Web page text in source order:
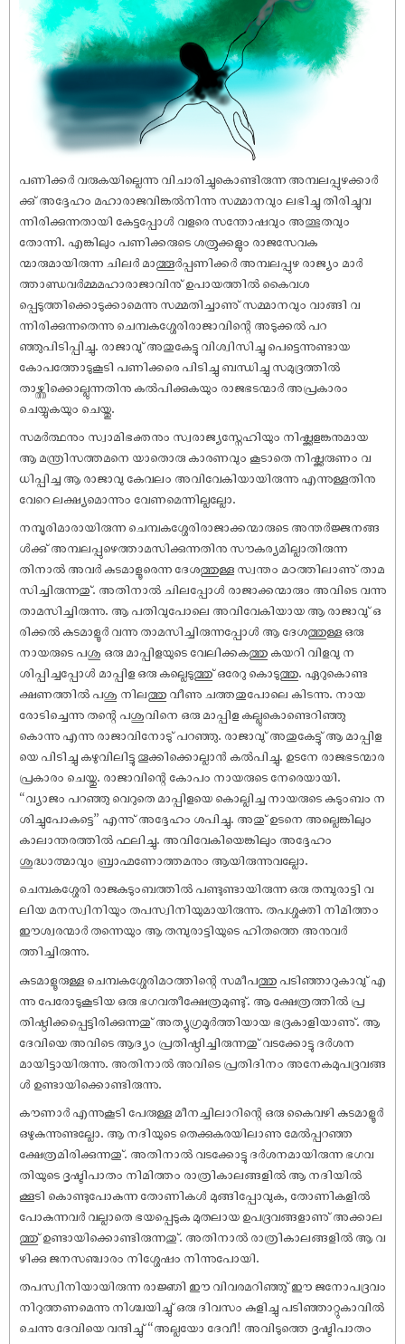
‌‌‌പണിക്കർ വരുകയില്ലെന്നു വിചാരിച്ചുകൊണ്ടിരുന്ന അമ്പലപ്പുഴക്കാർ
ക്കു് അദ്ദേഹം മഹാരാജവിങ്കൽനിന്നു സമ്മാനവും ലഭിച്ചു തിരിച്ചുവ
ന്നിരിക്കുന്നതായി കേട്ടപ്പോൾ വളരെ സന്തോഷവും അത്ഭുതവും
തോന്നി. എങ്കിലും പണിക്കരുടെ ശത്രുക്കളും രാജസേവക
ന്മാരുമായിരുന്ന ചിലർ മാത്തൂർപ്പണിക്കർ അമ്പലപ്പുഴ രാജ്യം മാർ
ത്താണ്ഡവർമ്മമഹാരാജാവിനു് ഉപായത്തിൽ കൈവശ
പ്പെടുത്തിക്കൊടുക്കാമെന്നു സമ്മതിച്ചാണു് സമ്മാനവും വാങ്ങി വ
ന്നിരിക്കുന്നതെന്നു ചെമ്പകശ്ശേരിരാജാവിന്റെ അടുക്കൽ പറ
ഞ്ഞുപിടിപ്പിച്ചു. രാജാവു് അതുകേട്ടു വിശ്വിസിച്ചു പെട്ടെന്നുണ്ടായ
കോപത്തോടുകൂടി പണിക്കരെ പിടിച്ചു ബന്ധിച്ചു സമുദ്രത്തിൽ
താഴ്ത്തിക്കൊല്ലുന്നതിനു കൽപിക്കുകയും രാജഭടന്മാർ അപ്രകാരം
ചെയ്യുകയും ചെയ്തു.
‌‌‌സമർത്ഥനും സ്വാമിഭക്തനും സ്വരാജ്യസ്നേഹിയും നിഷ്ക്കളങ്കനുമായ
ആ മന്ത്രിസത്തമനെ യാതൊരു കാരണവും കൂടാതെ നിഷ്ക്കരുണം വ
ധിപ്പിച്ച ആ രാജാവു കേവലം അവിവേകിയായിരുന്നു എന്നുള്ളതിനു
വേറെ ലക്ഷ്യമൊന്നും വേണമെന്നില്ലല്ലോ.
‌‌‌നമ്പൂരിമാരായിരുന്ന ചെമ്പകശ്ശേരിരാജാക്കന്മാരുടെ അന്തർജ്ജനങ്ങ
ൾക്കു് അമ്പലപ്പുഴെത്താമസിക്കുന്നതിനു സൗകര്യമില്ലാതിരുന്ന
തിനാൽ അവർ കുടമാളൂരെന്ന ദേശത്തുള്ള സ്വന്തം മഠത്തിലാണു് താമ
സിച്ചിരുന്നതു്. അതിനാൽ ചിലപ്പോൾ രാജാക്കന്മാരും അവിടെ വന്നു
താമസിച്ചിരുന്നു. ആ പതിവുപോലെ അവിവേകിയായ ആ രാജാവു് ഒ
രിക്കൽ കുടമാളൂർ വന്നു താമസിച്ചിരുന്നപ്പോൾ ആ ദേശത്തുള്ള ഒരു
നായരുടെ പശു ഒരു മാപ്പിളയുടെ വേലിക്കകത്തു കയറി വിളവു ന
ശിപ്പിച്ചപ്പോൾ മാപ്പിള ഒരു കല്ലെടുത്തു് ഒരേറു കൊടുത്തു. ഏറുകൊണ്ട
ക്ഷണത്തിൽ പശു നിലത്തു വീണു ചത്തതുപോലെ കിടന്നു. നായ
രോടിച്ചെന്നു തന്റെ പശുവിനെ ഒരു മാപ്പിള കല്ലുകൊണ്ടെറിഞ്ഞു
കൊന്നു എന്നു രാജാവിനോടു് പറഞ്ഞു. രാജാവു് അതുകേട്ടു് ആ മാപ്പിള
യെ പിടിച്ചു കഴുവിലിട്ടു തൂക്കിക്കൊല്ലാൻ കൽപിച്ചു. ഉടനേ രാജഭടന്മാര
പ്രകാരം ചെയ്തു. രാജാവിന്റെ കോപം നായരുടെ നേരെയായി.
“വ്യാജം പറഞ്ഞു വെറുതെ മാപ്പിളയെ കൊല്ലിച്ച നായരുടെ കുടുംബം ന
ശിച്ചുപോകട്ടെ” എന്നു് അദ്ദേഹം ശപിച്ചു. അതു് ഉടനെ അല്ലെങ്കിലും
കാലാന്തരത്തിൽ ഫലിച്ചു. അവിവേകിയെങ്കിലും അദ്ദേഹം
ശുദ്ധാത്മാവും ബ്രാഹ്മണോത്തമനും ആയിരുന്നുവല്ലോ.
‌‌‌ചെമ്പകശ്ശേരി രാജകുടുംബത്തിൽ പണ്ടുണ്ടായിരുന്ന ഒരു തമ്പുരാട്ടി വ
ലിയ മനസ്വിനിയും തപസ്വിനിയുമായിരുന്നു. തപശ്ശക്തി നിമിത്തം
ഈശ്വരന്മാർ തന്നെയും ആ തമ്പുരാട്ടിയുടെ ഹിതത്തെ അനുവർ
ത്തിച്ചിരുന്നു.
‌‌‌കുടമാളൂരുള്ള ചെമ്പകശ്ശേരിമഠത്തിന്റെ സമീപത്തു പടിഞ്ഞാറുകാവു് എ
ന്നു പേരോടുകൂടിയ ഒരു ഭഗവതീക്ഷേത്രമുണ്ടു്. ആ ക്ഷേത്രത്തിൽ പ്ര
തിഷ്ഠിക്കപ്പെട്ടിരിക്കുന്നതു് അത്യുഗ്രമൂർത്തിയായ ഭദ്രകാളിയാണു്. ആ
ദേവിയെ അവിടെ ആദ്യം പ്രതിഷ്ഠിച്ചിരുന്നതു് വടക്കോട്ടു ദർശന
മായിട്ടായിരുന്നു. അതിനാൽ അവിടെ പ്രതിദിനം അനേകമുപദ്രവങ്ങ
ൾ ഉണ്ടായിക്കൊണ്ടിരുന്നു.
‌‌‌കൗണാർ എന്നുകൂടി പേരുള്ള മീനച്ചിലാറിന്റെ ഒരു കൈവഴി കുടമാളൂർ
ഒഴുകുന്നുണ്ടല്ലോ. ആ നദിയുടെ തെക്കുകരയിലാണു മേൽപ്പറഞ്ഞ
ക്ഷേത്രമിരിക്കുന്നതു്. അതിനാൽ വടക്കോട്ടു ദർശനമായിരുന്ന ഭഗവ
തിയുടെ ദൃഷ്ടിപാതം നിമിത്തം രാത്രികാലങ്ങളിൽ ആ നദിയിൽ
ക്കൂടി കൊണ്ടുപോകുന്ന തോണികൾ മുങ്ങിപ്പോവുക, തോണികളിൽ
പോകുന്നവർ വല്ലാതെ ഭയപ്പെടുക മുതലായ ഉപദ്രവങ്ങളാണു് അക്കാല
ത്തു് ഉണ്ടായിക്കൊണ്ടിരുന്നതു്. അതിനാൽ രാത്രികാലങ്ങളിൽ ആ വ
ഴിക്കു ജനസഞ്ചാരം നിശ്ശേഷം നിന്നുപോയി.
‌‌‌തപസ്വിനിയായിരുന്ന രാജ്ഞി ഈ വിവരമറിഞ്ഞു് ഈ ജനോപദ്രവം
നിറുത്തണമെന്നു നിശ്ചയിച്ചു് ഒരു ദിവസം കുളിച്ചു പടിഞ്ഞാറ്റുകാവിൽ
ചെന്നു ദേവിയെ വന്ദിച്ചു് “അല്ലയോ ദേവീ! അവിടുത്തെ ദൃഷ്ടിപാതം